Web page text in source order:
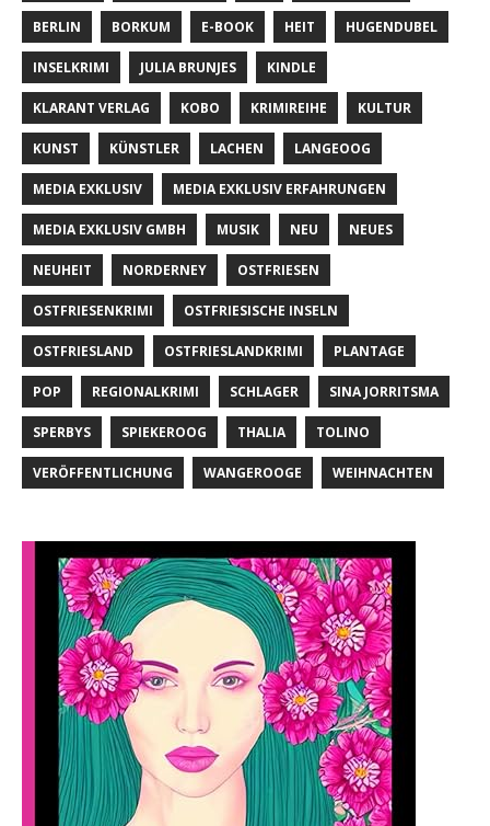
BERLIN BORKUM E-BOOK HEIT HUGENDUBEL
INSELKRIMI JULIA BRUNJES KINDLE
KLARANT VERLAG KOBO KRIMIREIHE KULTUR
KUNST KÜNSTLER LACHEN LANGEOOG
MEDIA EXKLUSIV MEDIA EXKLUSIV ERFAHRUNGEN
MEDIA EXKLUSIV GMBH MUSIK NEU NEUES
NEUHEIT NORDERNEY OSTFRIESEN
OSTFRIESENKRIMI OSTFRIESISCHE INSELN
OSTFRIESLAND OSTFRIESLANDKRIMI PLANTAGE
POP REGIONALKRIMI SCHLAGER SINA JORRITSMA
SPERBYS SPIEKEROOG THALIA TOLINO
VERÖFFENTLICHUNG WANGEROOGE WEIHNACHTEN